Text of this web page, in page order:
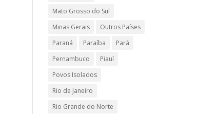
Mato Grosso do Sul
Minas Gerais
Outros Países
Paraná
Paraíba
Pará
Pernambuco
Piauí
Povos Isolados
Rio de Janeiro
Rio Grande do Norte